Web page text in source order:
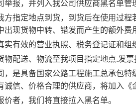
举报，并列入我公司供应商黑名单
指定地点到货，到货后在使用过
出现货物中转、错发而产生的额外
有效的营业执照、税务登记证和
物配送、物流至我项目指定地点.发
，是具备国家公路工程施工总承包
诚信、价格合理的供应商，将加入
者，我们将直接拉入黑名单。